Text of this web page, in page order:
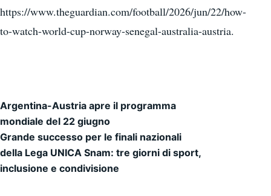
https://www.theguardian.com/football/2026/jun/22/how-
to-watch-world-cup-norway-senegal-australia-austria.
Navigazione articoli
Argentina-Austria apre il programma
mondiale del 22 giugno
Grande successo per le finali nazionali
della Lega UNICA Snam: tre giorni di sport,
inclusione e condivisione